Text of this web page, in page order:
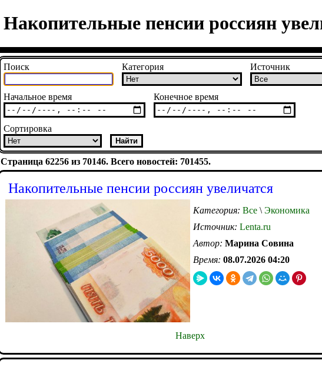
Накопительные пенсии россиян
Поиск Категория Источник
Начальное время Конечное время
Сортировка
Страница 62256 из 70146. Всего новостей: 701455.
Накопительные пенсии россиян увеличатся
Категория: Все \ Экономика
Источник: Lenta.ru
Автор: Марина Совина
Время: 08.07.2026 04:20
Наверх